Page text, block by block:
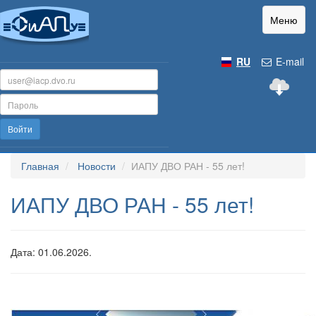
Меню
E-mail
RU
Войти
Главная Новости ИАПУ ДВО РАН - 55 лет!
ИАПУ ДВО РАН - 55 лет!
Дата: 01.06.2026.